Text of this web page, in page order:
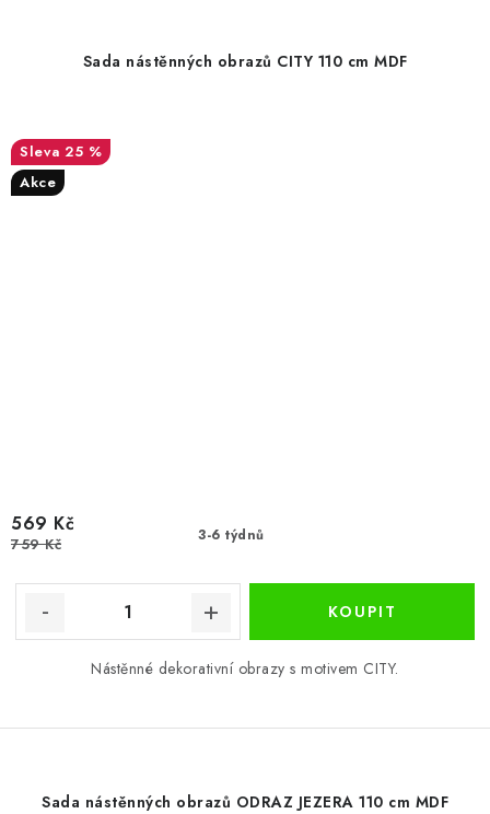
Sada nástěnných obrazů CITY 110 cm MDF
25 %
Akce
3-6 týdnů
569 Kč
759 Kč
Nástěnné dekorativní obrazy s motivem CITY.
Sada nástěnných obrazů ODRAZ JEZERA 110 cm MDF